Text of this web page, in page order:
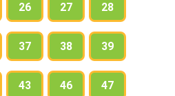
26 27 28
37 38 39
43 46 47